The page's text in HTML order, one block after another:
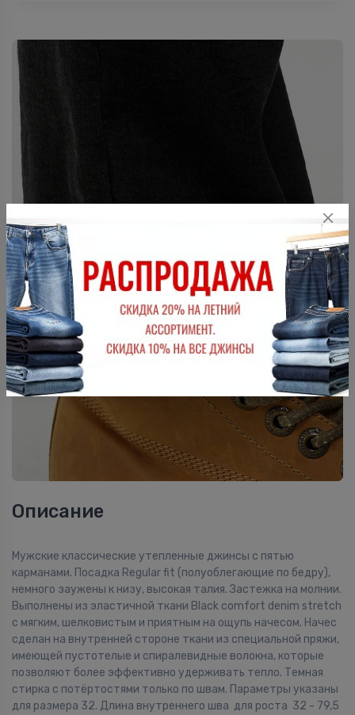
Описание
Мужские классические утепленные джинсы с пятью
карманами. Посадка Regular fit (полуоблегающие по бедру),
немного заужены к низу, высокая талия. Застежка на молнии.
Выполнены из эластичной ткани Black comfort denim stretch
с мягким, шелковистым и приятным на ощупь начесом. Начес
сделан на внутренней стороне ткани из специальной пряжи,
имеющей пустотелые и спиралевидные волокна, которые
позволяют более эффективно удерживать тепло. Темная
стирка с потёртостями только по швам. Параметры указаны
для размера 32. Длина внутреннего шва для роста 32 - 79,5